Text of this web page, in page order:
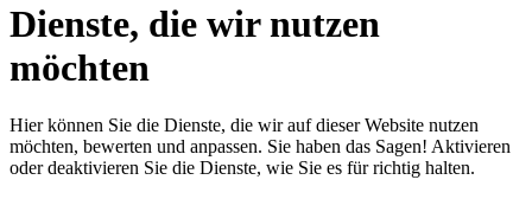
Dienste, die wir nutzen
möchten
Hier können Sie die Dienste, die wir auf dieser Website nutzen
möchten, bewerten und anpassen. Sie haben das Sagen! Aktivieren
oder deaktivieren Sie die Dienste, wie Sie es für richtig halten.